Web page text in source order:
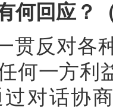
何回应？
贯反对各
何一方利
对话协